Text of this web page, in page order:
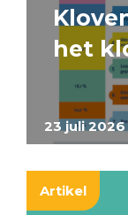
23 juli 2026
het
Artikel